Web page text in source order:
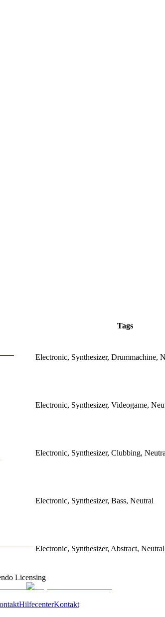
Tags
Electronic, Synthesizer, Drummachine,
Electronic, Synthesizer, Videogame,
Electronic, Synthesizer, Clubbing,
Electronic, Synthesizer, Bass, Neutral
Electronic, Synthesizer, Abstract,
Licensing
HilfecenterKontakt